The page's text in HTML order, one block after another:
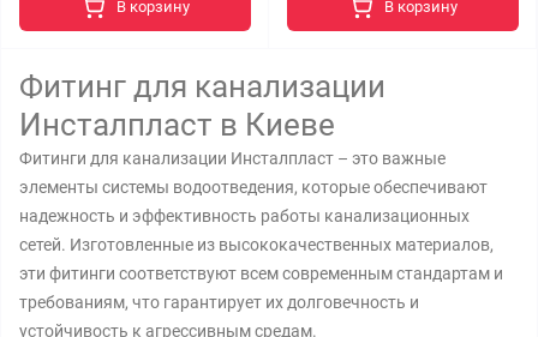
В корзину В корзину
Фитинг для канализации
Инсталпласт в Киеве
Фитинги для канализации Инсталпласт – это важные
элементы системы водоотведения, которые обеспечивают
надежность и эффективность работы канализационных
сетей. Изготовленные из высококачественных материалов,
эти фитинги соответствуют всем современным стандартам и
требованиям, что гарантирует их долговечность и
устойчивость к агрессивным средам.